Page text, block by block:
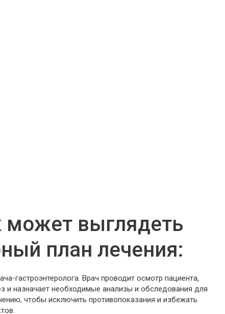
может выглядеть
план лечения:
гастроэнтеролога. Врач проводит осмотр пациента,
и назначает необходимые анализы и обследования для
чтобы исключить противопоказания и избежать